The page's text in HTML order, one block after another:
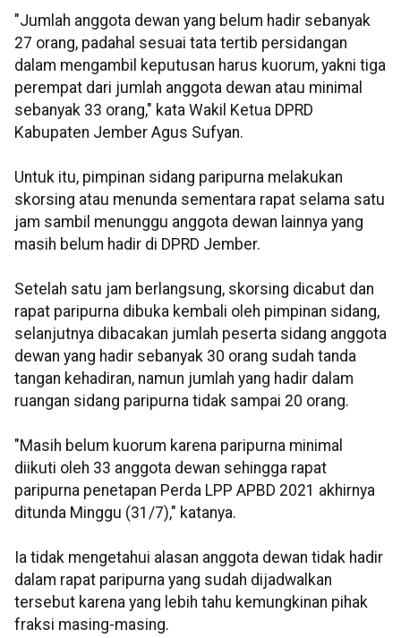
"Jumlah anggota dewan yang belum hadir sebanyak
27 orang, padahal sesuai tata tertib persidangan
dalam mengambil keputusan harus kuorum, yakni tiga
perempat dari jumlah anggota dewan atau minimal
sebanyak 33 orang," kata Wakil Ketua DPRD
Kabupaten Jember Agus Sufyan.
Untuk itu, pimpinan sidang paripurna melakukan
skorsing atau menunda sementara rapat selama satu
jam sambil menunggu anggota dewan lainnya yang
masih belum hadir di DPRD Jember.
Setelah satu jam berlangsung, skorsing dicabut dan
rapat paripurna dibuka kembali oleh pimpinan sidang,
selanjutnya dibacakan jumlah peserta sidang anggota
dewan yang hadir sebanyak 30 orang sudah tanda
tangan kehadiran, namun jumlah yang hadir dalam
ruangan sidang paripurna tidak sampai 20 orang.
"Masih belum kuorum karena paripurna minimal
diikuti oleh 33 anggota dewan sehingga rapat
paripurna penetapan Perda LPP APBD 2021 akhirnya
ditunda Minggu (31/7)," katanya.
Ia tidak mengetahui alasan anggota dewan tidak hadir
dalam rapat paripurna yang sudah dijadwalkan
tersebut karena yang lebih tahu kemungkinan pihak
fraksi masing-masing.